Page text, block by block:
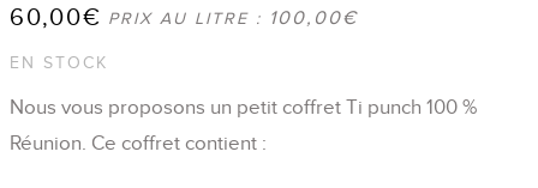
60,00€ PRIX AU LITRE : 100,00€
EN STOCK
Nous vous proposons un petit coffret Ti punch 100 %
Réunion. Ce coffret contient :